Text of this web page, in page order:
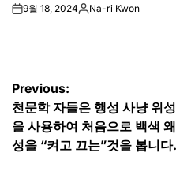
on9월 18, 2024Posted
Na-ri Kwon
글
탐
색
Previous:
천문학 자들은 행성 사냥 위성
을 사용하여 처음으로 백색 왜
성을 “켜고 끄는”것을 봅니다.